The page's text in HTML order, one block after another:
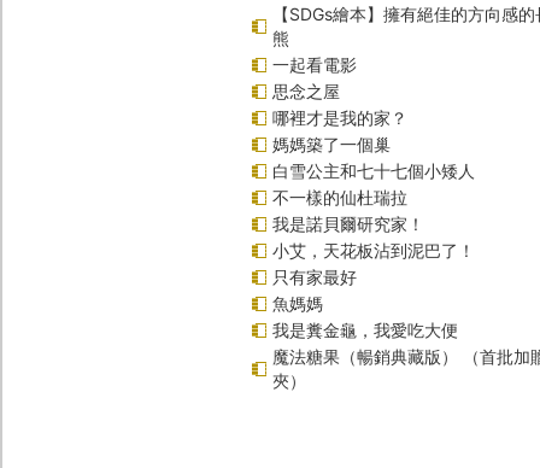
【SDGs繪本】擁有絕佳的方向感
熊
一起看電影
思念之屋
哪裡才是我的家？
媽媽築了一個巢
白雪公主和七十七個小矮人
不一樣的仙杜瑞拉
我是諾貝爾研究家！
小艾，天花板沾到泥巴了！
只有家最好
魚媽媽
我是糞金龜，我愛吃大便
魔法糖果（暢銷典藏版） （首批加
夾）